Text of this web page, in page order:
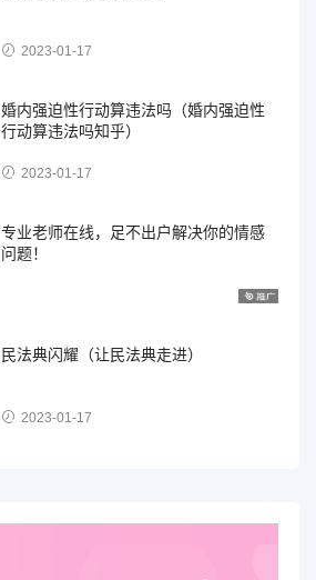
2023-01-17
婚内强迫性行动算违法吗（婚内强迫性
行动算违法吗知乎）
2023-01-17
专业老师在线，足不出户解决你的情感
问题！
民法典闪耀（让民法典走进）
2023-01-17